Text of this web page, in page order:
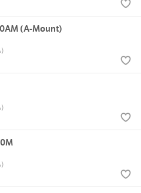
(A-Mount)